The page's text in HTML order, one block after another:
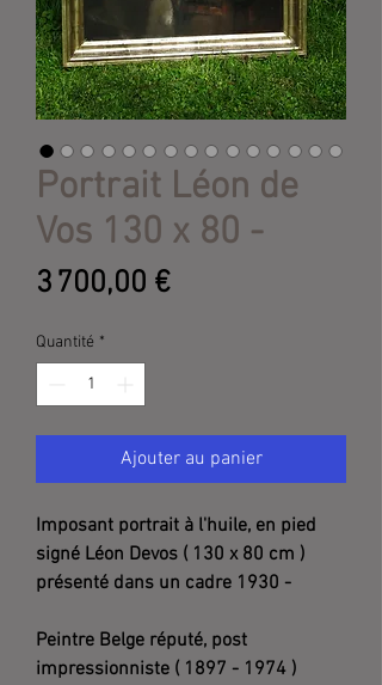
Portrait Léon de
Vos 130 x 80 -
3 700,00 €Prix
Quantité *
Ajouter au panier
Imposant portrait à l'huile, en pied
signé Léon Devos ( 130 x 80 cm )
présenté dans un cadre 1930 -
Peintre Belge réputé, post
impressionniste ( 1897 - 1974 )